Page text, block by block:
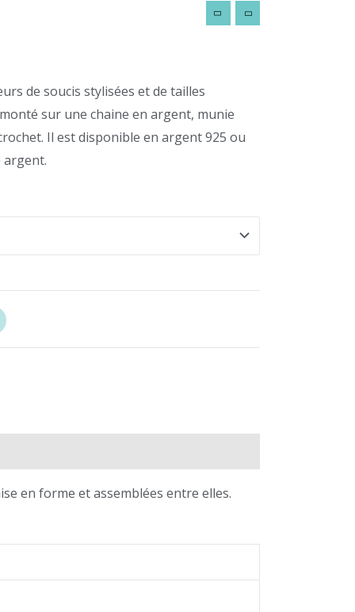
de soucis stylisées et de tailles
sur une chaine en argent, munie
Il est disponible en argent 925 ou
argent.
en forme et assemblées entre elles.